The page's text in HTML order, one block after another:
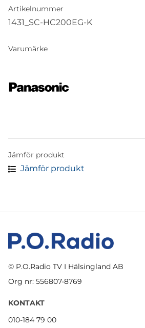
Artikelnummer
1431_SC-HC200EG-K
Varumärke
Jämför produkt
Jämför produkt
© P.O.Radio TV I Hälsingland AB
Org nr: 556807-8769
KONTAKT
010-184 79 00